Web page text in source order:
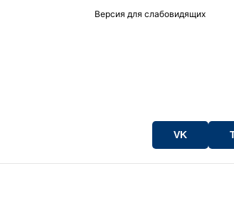
Версия для слабовидящих
VK